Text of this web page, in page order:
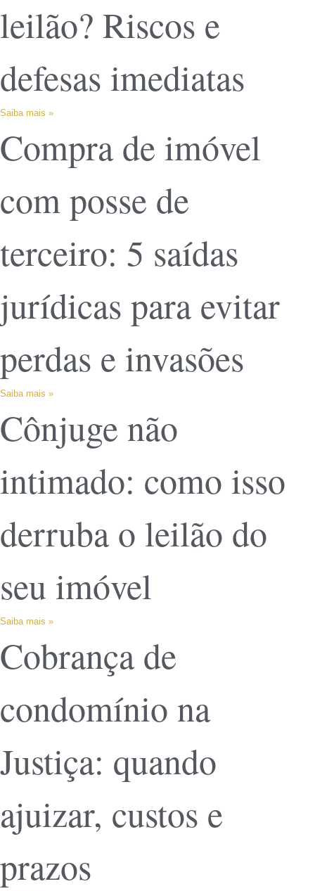
leilão? Riscos e
defesas imediatas
Saiba mais »
Compra de imóvel
com posse de
terceiro: 5 saídas
jurídicas para evitar
perdas e invasões
Saiba mais »
Cônjuge não
intimado: como isso
derruba o leilão do
seu imóvel
Saiba mais »
Cobrança de
condomínio na
Justiça: quando
ajuizar, custos e
prazos